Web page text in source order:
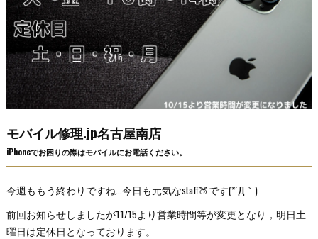
モバイル修理.jp名古屋南店
iPhoneでお困りの際はモバイルにお電話ください。
今週ももう終わりですね...今日も元気なstaff🍑です(*´Д｀)
前回お知らせしましたが11/15より営業時間等が変更となり，明日土
曜日は定休日となっております。